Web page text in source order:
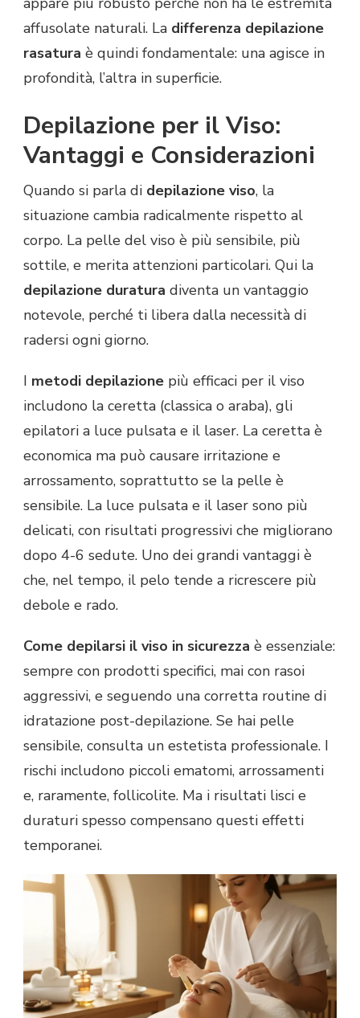
affusolate naturali. La differenza depilazione
rasatura è quindi fondamentale: una agisce in
profondità, l’altra in superficie.
Depilazione per il Viso:
Vantaggi e Considerazioni
Quando si parla di depilazione viso, la
situazione cambia radicalmente rispetto al
corpo. La pelle del viso è più sensibile, più
sottile, e merita attenzioni particolari. Qui la
depilazione duratura diventa un vantaggio
notevole, perché ti libera dalla necessità di
radersi ogni giorno.
I metodi depilazione più efficaci per il viso
includono la ceretta (classica o araba), gli
epilatori a luce pulsata e il laser. La ceretta è
economica ma può causare irritazione e
arrossamento, soprattutto se la pelle è
sensibile. La luce pulsata e il laser sono più
delicati, con risultati progressivi che migliorano
dopo 4-6 sedute. Uno dei grandi vantaggi è
che, nel tempo, il pelo tende a ricrescere più
debole e rado.
Come depilarsi il viso in sicurezza è essenziale:
sempre con prodotti specifici, mai con rasoi
aggressivi, e seguendo una corretta routine di
idratazione post-depilazione. Se hai pelle
sensibile, consulta un estetista professionale. I
rischi includono piccoli ematomi, arrossamenti
e, raramente, follicolite. Ma i risultati lisci e
duraturi spesso compensano questi effetti
temporanei.